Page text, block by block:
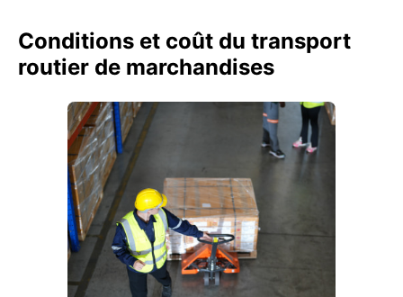
Conditions et coût du transport
routier de marchandises